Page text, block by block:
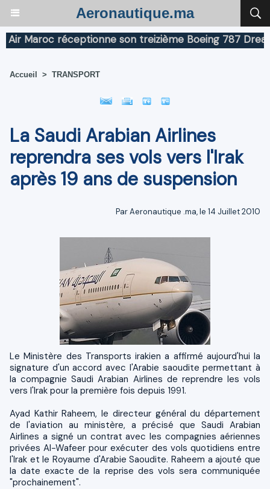
Aeronautique.ma
Maroc réceptionne son treizième Boeing 787
Accueil > TRANSPORT
La Saudi Arabian Airlines
reprendra ses vols vers l'Irak
après 19 ans de suspension
Par Aeronautique .ma, le 14 Juillet 2010
Le Ministère des Transports irakien a affirmé aujourd'hui la
signature d'un accord avec l'Arabie saoudite permettant à
la compagnie Saudi Arabian Airlines de reprendre les vols
vers l'Irak pour la première fois depuis 1991.
Ayad Kathir Raheem, le directeur général du département
de l'aviation au ministère, a précisé que Saudi Arabian
Airlines a signé un contrat avec les compagnies aériennes
privées Al-Wafeer pour exécuter des vols quotidiens entre
l'Irak et le Royaume d'Arabie Saoudite. Raheem a ajouté que
la date exacte de la reprise des vols sera communiquée
"prochainement".